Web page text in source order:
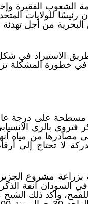
الشعوب الفقيرة
للولايات
البحرية من أجل
الاستيراد في
خطورة المشكلة
السودان تقدر بـ 200 مليون فدان
بالري
مصادرها من مياه
لا تحتاج إلى
في السودان آنفة
إلى 3 طن في الموسم الشتوي